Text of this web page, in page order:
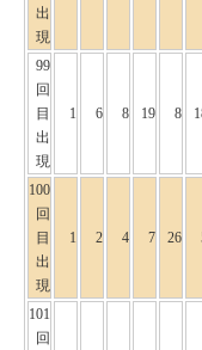
出
現
99
回
目
出
現
1 6 8 19 8
100
回
目
出
現
1 2 4 7 26
101
回